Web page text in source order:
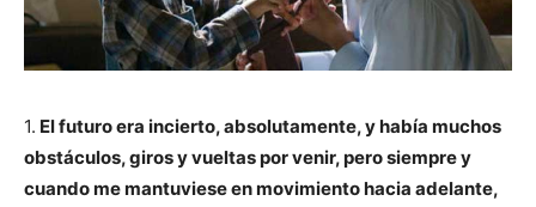
1. El futuro era incierto, absolutamente, y había muchos
obstáculos, giros y vueltas por venir, pero siempre y
cuando me mantuviese en movimiento hacia adelante,